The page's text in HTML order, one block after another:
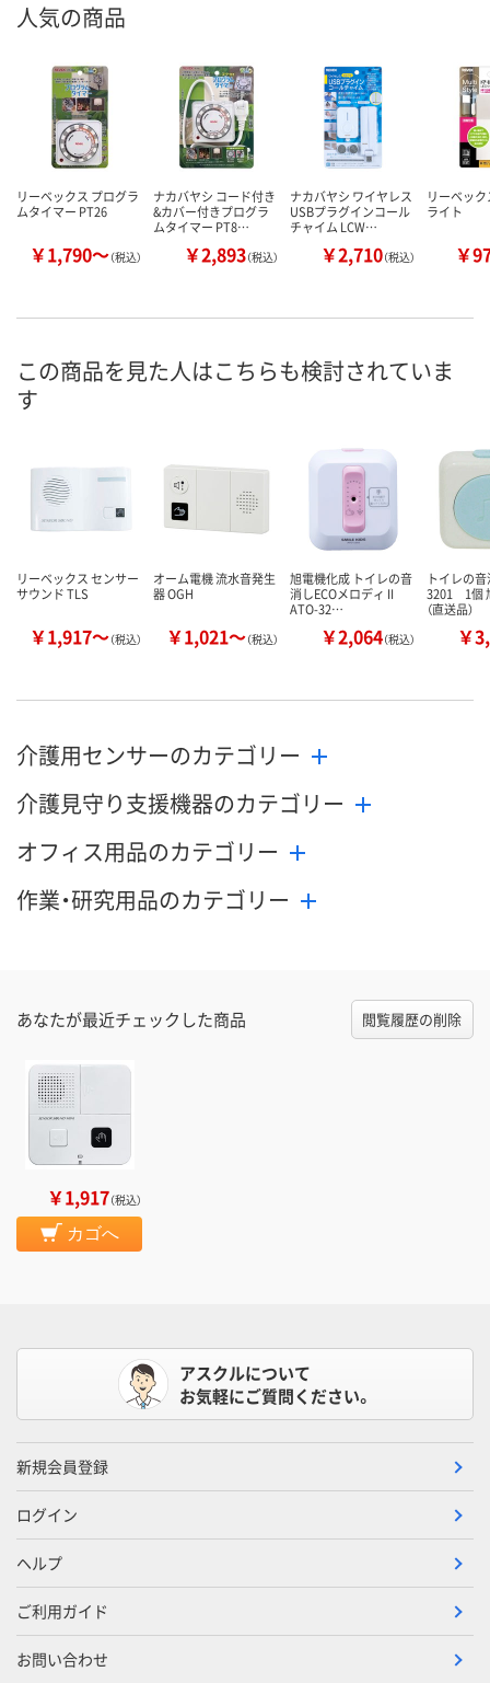
人気の商品
リーベックス プログラ
ムタイマー PT26
￥1,790～（税込）
ナカバヤシ コード付き
&カバー付きプログラ
ムタイマー PT8…
￥2,893（税込）
ナカバヤシ ワイヤレス
USBプラグインコール
チャイム LCW…
￥2,710（税込）
リーベッ
ライト
￥
この商品を見た人はこちらも検討されていま
す
リーベックス センサー
サウンド TLS
￥1,917～（税込）
オーム電機 流水音発生
器 OGH
￥1,021～（税込）
旭電機化成 トイレの音
消しECOメロディ II
ATO-32…
￥2,064（税込）
トイレの
3201 1個
（直送品）
￥
介護用センサーのカテゴリー
介護見守り支援機器のカテゴリー
オフィス用品のカテゴリー
作業・研究用品のカテゴリー
あなたが最近チェックした商品 閲覧履歴の削除
￥1,917（税込）
カゴへ
アスクルについて
お気軽にご質問ください。
新規会員登録
ログイン
ヘルプ
ご利用ガイド
お問い合わせ